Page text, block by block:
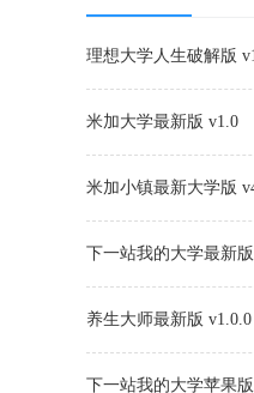
理想大学人生破解版
米加大学最新版 v1.0
米加小镇最新大学版
下一站我的大学最新
养生大师最新版 v1.0.0
下一站我的大学苹果